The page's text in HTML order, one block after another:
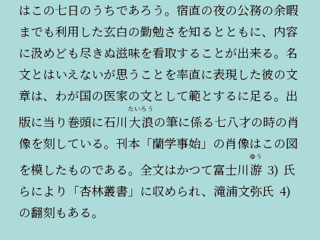
はこの七日のうちであろう。宿直の夜の公務の余暇
までも利用した玄白の勤勉さを知るとともに、内容
に汲めども尽きぬ滋味を看取することが出来る。名
文とはいえないが思うことを率直に表現した彼の文
章は、わが国の医家の文として範とするに足る。出
版に当り巻頭に石川大浪
たいろう
の筆に係る七八才の時の肖
像を刻している。刊本「蘭学事始」の肖像はこの図
を模したものである。全文はかつて富士川游
ゆう
3) 氏
らにより「杏林叢書」に収められ、滝浦文弥氏 4)
の翻刻もある。